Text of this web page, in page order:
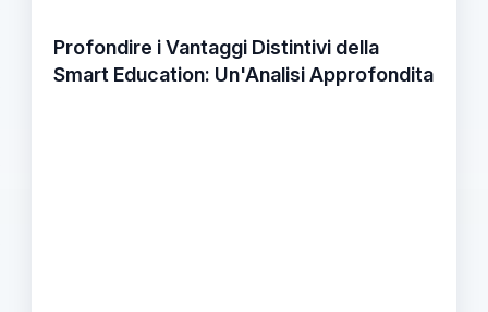
Profondire i Vantaggi Distintivi della
Smart Education: Un'Analisi Approfondita